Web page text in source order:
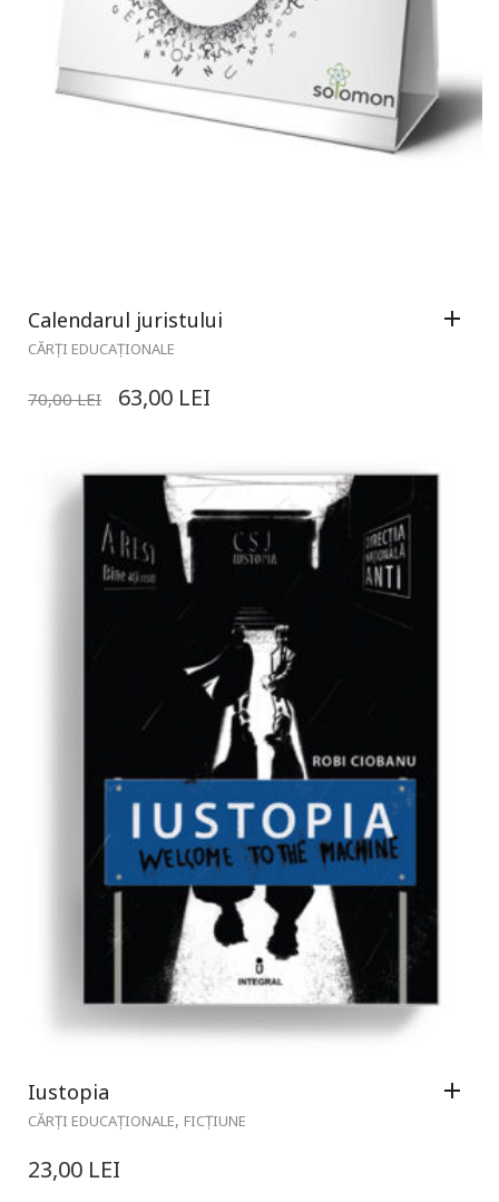
Calendarul juristului
CĂRȚI EDUCAȚIONALE
70,00LEI 63,00 LEI
Iustopia
CĂRȚI EDUCAȚIONALE, FICȚIUNE
23,00 LEI